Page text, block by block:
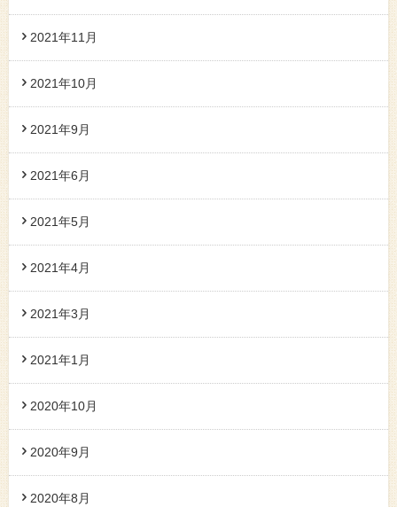
2021年11月
2021年10月
2021年9月
2021年6月
2021年5月
2021年4月
2021年3月
2021年1月
2020年10月
2020年9月
2020年8月